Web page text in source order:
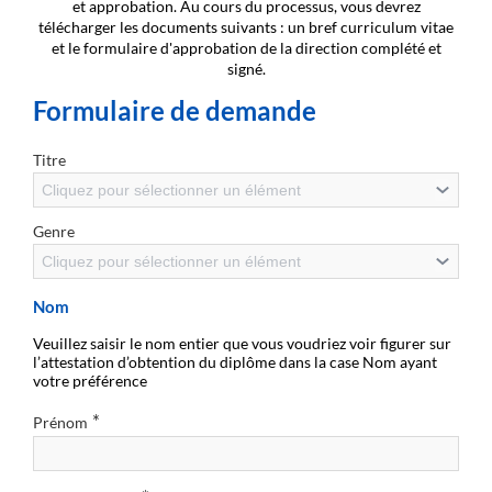
et approbation. Au cours du processus, vous devrez
télécharger les documents suivants : un bref curriculum vitae
et le formulaire d'approbation de la direction complété et
signé.
Formulaire de demande
Titre
Cliquez pour sélectionner un élément
Genre
Cliquez pour sélectionner un élément
Nom
Veuillez saisir le nom entier que vous voudriez voir figurer sur
l’attestation d’obtention du diplôme dans la case Nom ayant
votre préférence
Prénom *